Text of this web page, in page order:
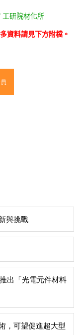
工研院材化所
資料請見下方附檔。
與挑戰
出「光電元件材料
，可望促進超大型